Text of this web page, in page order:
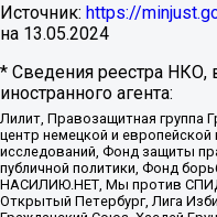
Источник: https://
на 13.05.2024
* Сведения реестра
иностранного агента:
Лилит, Правозащитная группа
центр немецкой и
исследований, Фонд защиты
публичной политики, Фонд
НАСИЛИЮ.НЕТ, Мы против
Открытый Петербург, Лига